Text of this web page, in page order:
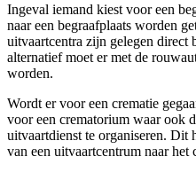
Ingeval iemand kiest voor een
naar een begraafplaats worden
uitvaartcentra zijn gelegen direct
alternatief moet er met de
worden.
Wordt er voor een crematie
voor een crematorium waar ook
uitvaartdienst te organiseren. Dit
van een uitvaartcentrum naar het